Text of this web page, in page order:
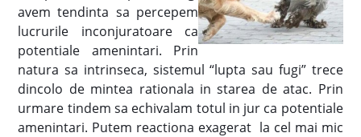
avem tendinta sa percepem
lucrurile inconjuratoare ca
potentiale amenintari. Prin
natura sa intrinseca, sistemul “lupta sau fugi” trece
dincolo de mintea rationala in starea de atac. Prin
urmare tindem sa echivalam totul in jur ca potentiale
amenintari. Putem reactiona exagerat la cel mai mic